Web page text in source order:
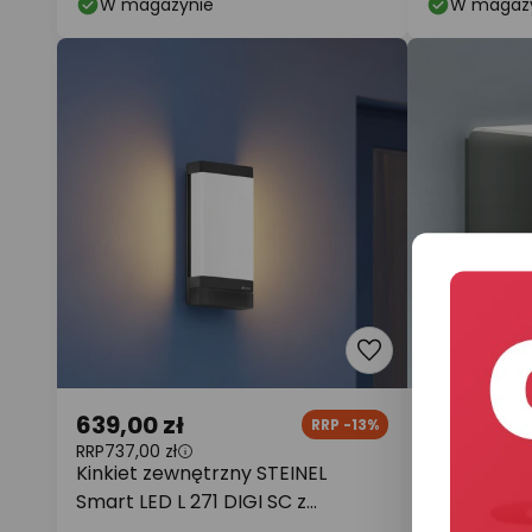
W magazynie W
Kinkiet zewnętrzny STEINEL
Smart LED L 271 DIGI SC z
639,00 zł RRP -13%
RRP737,00 zł
Kinkiet
Smart
639,00 zł